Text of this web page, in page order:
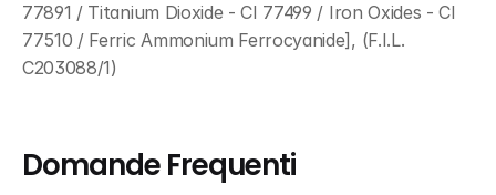
77891 / Titanium Dioxide - CI 77499 / Iron Oxides - CI
77510 / Ferric Ammonium Ferrocyanide], (F.I.L.
C203088/1)
Domande Frequenti